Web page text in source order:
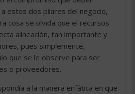
estos dos pilares del negocio,
cosa se olvida que el recursos
alineación, tan importante y
pues simplemente,
que se le observe para ser
o proveedores.
a la manera enfática en que